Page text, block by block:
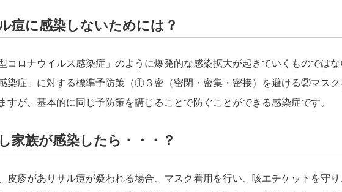
痘に感染しないためには？
コロナウイルス感染症」のように爆発的な感染拡大が起きていくものでは
染症」に対する標準予防策（①３密（密閉・密集・密接）を避ける②マス
すが、基本的に同じ予防策を講じることで防ぐことができる感染症です。
家族が感染したら・・・？
皮疹がありサル痘が疑われる場合、マスク着用を行い、咳エチケットを守